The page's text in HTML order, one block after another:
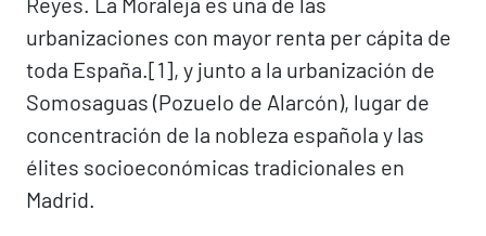
urbanizaciones con mayor renta per cápita de
toda España.[1]​, y junto a la urbanización de
Somosaguas (Pozuelo de Alarcón), lugar de
concentración de la nobleza española y las
élites socioeconómicas tradicionales en
Madrid.